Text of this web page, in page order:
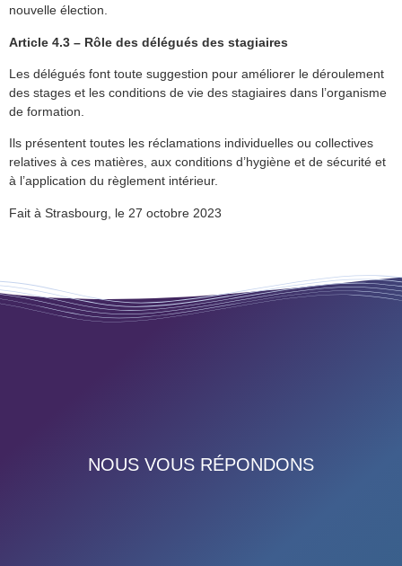
nouvelle élection.
Article 4.3 – Rôle des délégués des stagiaires
Les délégués font toute suggestion pour améliorer le déroulement
des stages et les conditions de vie des stagiaires dans l’organisme
de formation.
Ils présentent toutes les réclamations individuelles ou collectives
relatives à ces matières, aux conditions d’hygiène et de sécurité et
à l’application du règlement intérieur.
Fait à Strasbourg, le 27 octobre 2023
NOUS VOUS RÉPONDONS